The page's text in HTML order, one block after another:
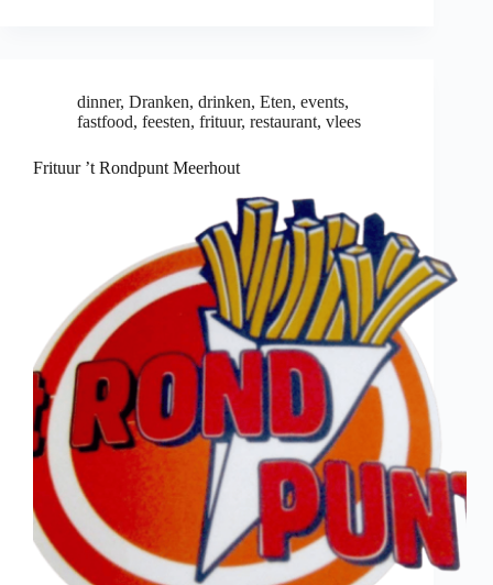
dinner, Dranken, drinken, Eten, events,
fastfood, feesten, frituur, restaurant, vlees
Frituur ’t Rondpunt Meerhout